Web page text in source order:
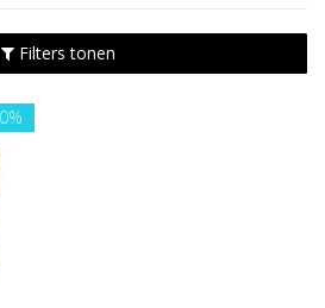
Filters tonen